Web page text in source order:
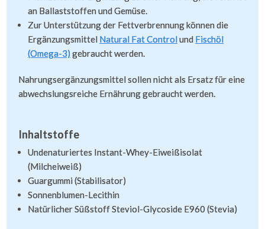
an Ballaststoffen und Gemüse.
Zur Unterstützung der Fettverbrennung können die
Ergänzungsmittel Natural Fat Controlund Fischöl
(Omega-3) gebraucht werden.
Nahrungsergänzungsmittel sollen nicht als Ersatz für eine
abwechslungsreiche Ernährung gebraucht werden.
Inhaltstoffe
Undenaturiertes Instant-Whey-Eiweißisolat
(Milcheiweiß)
Guargummi (Stabilisator)
Sonnenblumen-Lecithin
Natürlicher Süßstoff Steviol-Glycoside E960 (Stevia)